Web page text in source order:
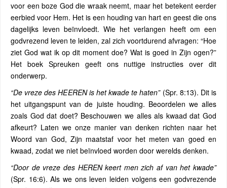
voor een boze God die wraak neemt, maar het betekent eerder
eerbied voor Hem. Het is een houding van hart en geest die ons
dagelijks leven beïnvloedt. Wie het verlangen heeft om een
godvrezend leven te leiden, zal zich voortdurend afvragen: “Hoe
ziet God wat ik op dit moment doe? Wat is goed in Zijn ogen?”
Het boek Spreuken geeft ons nuttige instructies over dit
onderwerp.
“De vreze des HEEREN is het kwade te haten”(Spr. 8:13). Dit is
het uitgangspunt van de juiste houding. Beoordelen we alles
zoals God dat doet? Beschouwen we alles als kwaad dat God
afkeurt? Laten we onze manier van denken richten naar het
Woord van God, Zijn maatstaf voor het meten van goed en
kwaad, zodat we niet beïnvloed worden door werelds denken.
“Door de vreze des HEREN keert men zich af van het kwade”
(Spr. 16:6). Als we ons leven leiden volgens een godvrezende